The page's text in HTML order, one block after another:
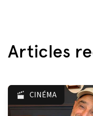
Articles
CINÉMA